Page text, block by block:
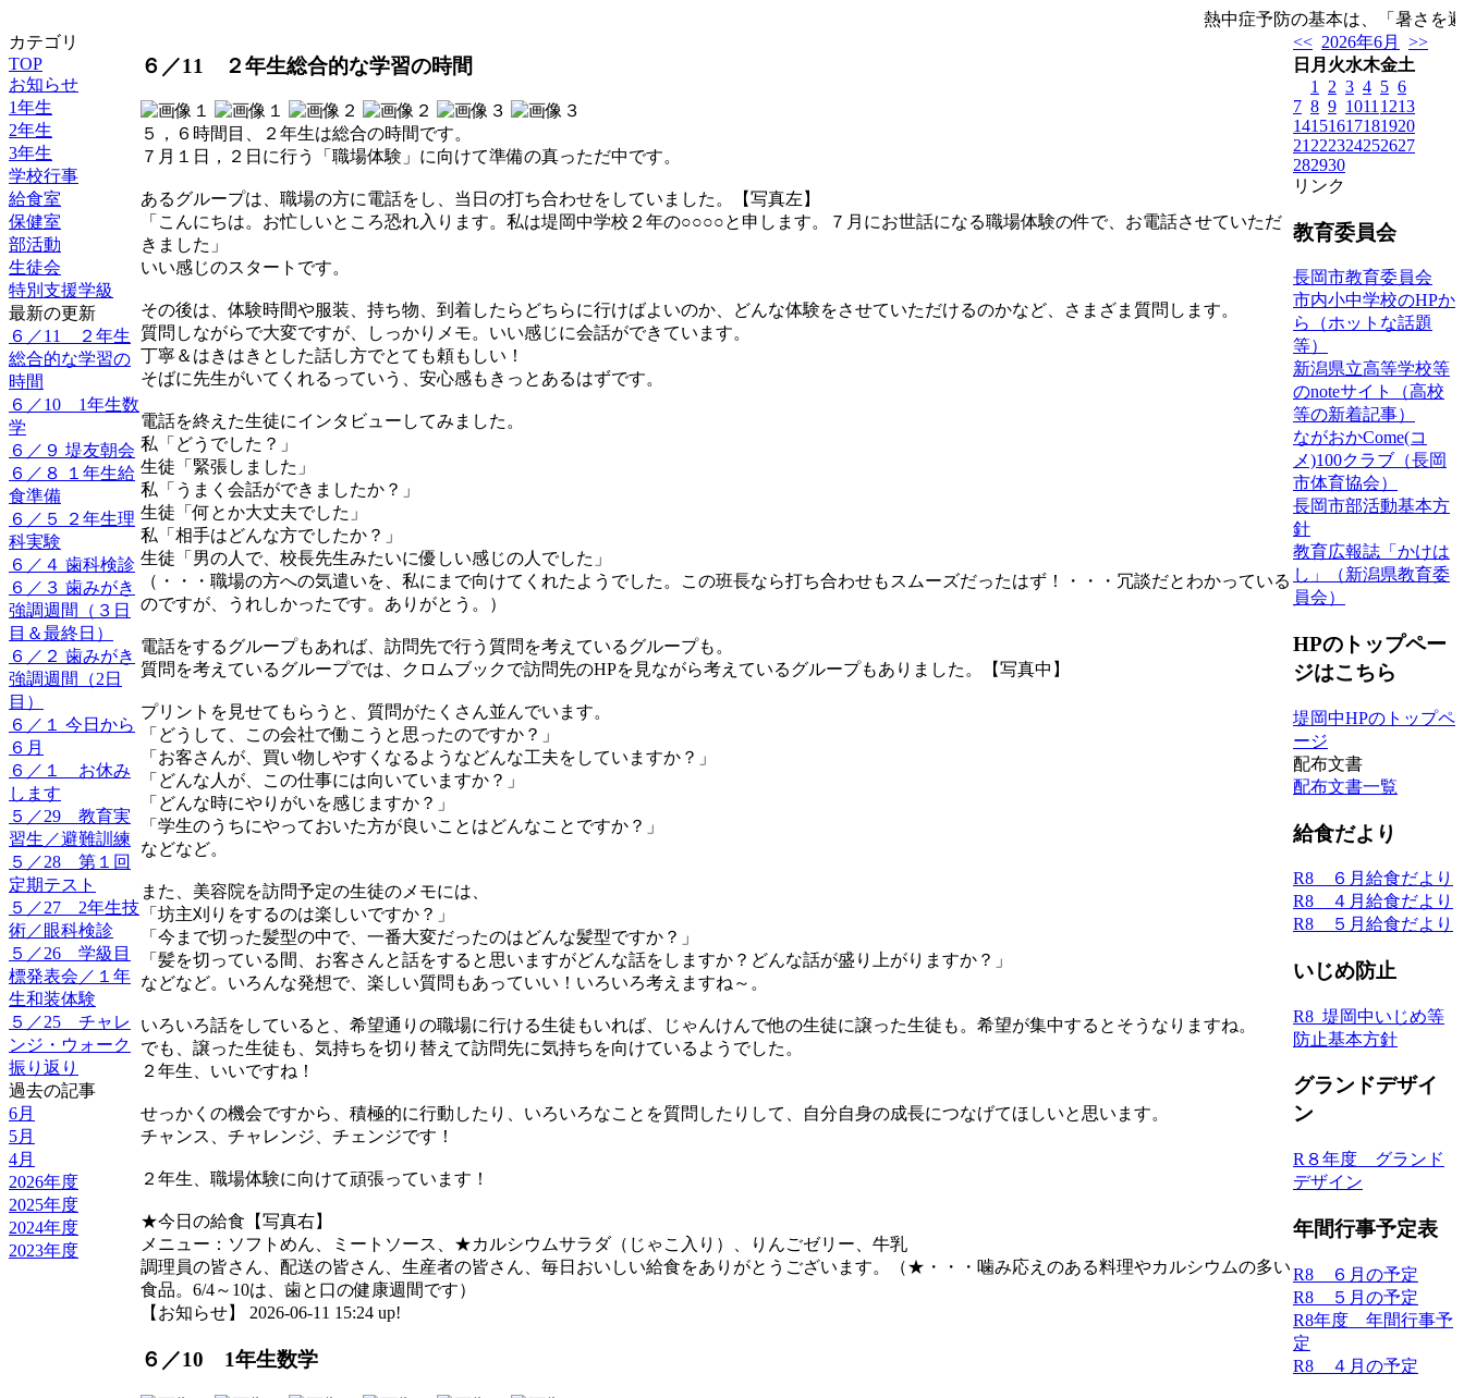
熱中症予防の基本は、「暑さを避け
カテゴリ
TOP
お知らせ
1年生
2年生
3年生
学校行事
給食室
保健室
部活動
生徒会
特別支援学級
最新の更新
６／11 ２年生
総合的な学習の
時間
６／10 1年生数
学
６／９ 堤友朝会
６／８ １年生給
食準備
６／５ ２年生理
科実験
６／４ 歯科検診
６／３ 歯みがき
強調週間（３日
目＆最終日）
６／２ 歯みがき
強調週間（2日
目）
６／１ 今日から
６月
６／１ お休み
します
５／29 教育実
習生／避難訓練
５／28 第１回
定期テスト
５／27 2年生技
術／眼科検診
５／26 学級目
標発表会／１年
生和装体験
５／25 チャレ
ンジ・ウォーク
振り返り
過去の記事
6月
5月
4月
2026年度
2025年度
2024年度
2023年度
６／11 ２年生総合的な学習の時間
５，６時間目、２年生は総合の時間です。
７月１日，２日に行う「職場体験」に向けて準備の真っただ中です。
あるグループは、職場の方に電話をし、当日の打ち合わせをしていました。【写真左】
「こんにちは。お忙しいところ恐れ入ります。私は堤岡中学校２年の○○○○と申します。７月にお世話になる職場体験の件で、お電話させていただ
きました」
いい感じのスタートです。
その後は、体験時間や服装、持ち物、到着したらどちらに行けばよいのか、どんな体験をさせていただけるのかなど、さまざま質問します。
質問しながらで大変ですが、しっかりメモ。いい感じに会話ができています。
丁寧＆はきはきとした話し方でとても頼もしい！
そばに先生がいてくれるっていう、安心感もきっとあるはずです。
電話を終えた生徒にインタビューしてみました。
私「どうでした？」
生徒「緊張しました」
私「うまく会話ができましたか？」
生徒「何とか大丈夫でした」
私「相手はどんな方でしたか？」
生徒「男の人で、校長先生みたいに優しい感じの人でした」
（・・・職場の方への気遣いを、私にまで向けてくれたようでした。この班長なら打ち合わせもスムーズだったはず！・・・冗談だとわかっている
のですが、うれしかったです。ありがとう。）
電話をするグループもあれば、訪問先で行う質問を考えているグループも。
質問を考えているグループでは、クロムブックで訪問先のHPを見ながら考えているグループもありました。【写真中】
プリントを見せてもらうと、質問がたくさん並んでいます。
「どうして、この会社で働こうと思ったのですか？」
「お客さんが、買い物しやすくなるようなどんな工夫をしていますか？」
「どんな人が、この仕事には向いていますか？」
「どんな時にやりがいを感じますか？」
「学生のうちにやっておいた方が良いことはどんなことですか？」
などなど。
また、美容院を訪問予定の生徒のメモには、
「坊主刈りをするのは楽しいですか？」
「今まで切った髪型の中で、一番大変だったのはどんな髪型ですか？」
「髪を切っている間、お客さんと話をすると思いますがどんな話をしますか？どんな話が盛り上がりますか？」
などなど。いろんな発想で、楽しい質問もあっていい！いろいろ考えますね～。
いろいろ話をしていると、希望通りの職場に行ける生徒もいれば、じゃんけんで他の生徒に譲った生徒も。希望が集中するとそうなりますね。
でも、譲った生徒も、気持ちを切り替えて訪問先に気持ちを向けているようでした。
２年生、いいですね！
せっかくの機会ですから、積極的に行動したり、いろいろなことを質問したりして、自分自身の成長につなげてほしいと思います。
チャンス、チャレンジ、チェンジです！
２年生、職場体験に向けて頑張っています！
★今日の給食【写真右】
メニュー：ソフトめん、ミートソース、★カルシウムサラダ（じゃこ入り）、りんごゼリー、牛乳
調理員の皆さん、配送の皆さん、生産者の皆さん、毎日おいしい給食をありがとうございます。（★・・・噛み応えのある料理やカルシウムの多い
食品。6/4～10は、歯と口の健康週間です）
【お知らせ】 2026-06-11 15:24 up!
６／10 1年生数学
<< 2026年6月
>>
日 月 火水木金土
1
2 3 4 5 6
7 8 9 1011 1213
14151617181920
21 222324252627
282930
リンク
教育委員会
長岡市教育委員会
市内小中学校のHPか
ら（ホットな話題
等）
新潟県立高等学校等
のnoteサイト（高校
等の新着記事）
ながおかCome(コ
メ)100クラブ（長岡
市体育協会）
長岡市部活動基本方
針
教育広報誌「かけは
し」（新潟県教育委
員会）
HPのトップペー
ジはこちら
堤岡中HPのトップペ
ージ
配布文書
配布文書一覧
給食だより
R8 ６月給食だより
R8 ４月給食だより
R8 ５月給食だより
いじめ防止
R8_堤岡中いじめ等
防止基本方針
グランドデザイ
ン
R８年度 グランド
デザイン
年間行事予定表
R8 ６月の予定
R8 ５月の予定
R8年度 年間行事予
定
R8 ４月の予定